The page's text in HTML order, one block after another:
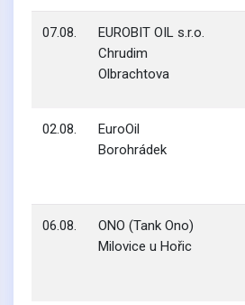
07.08.
EUROBIT OIL s.r.o.
Chrudim
Olbrachtova
02.08.
EuroOil
Borohrádek
06.08.
ONO (Tank Ono)
Milovice u Hořic